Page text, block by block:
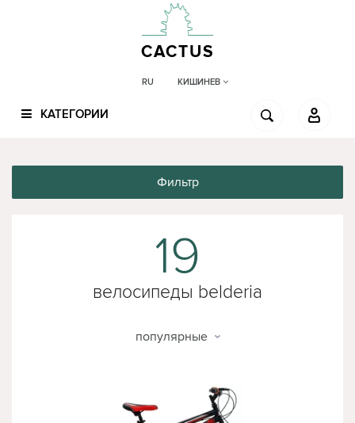
CACTUS
RU КИШИНЕВ
КАТЕГОРИИ
19
велосипеды belderia
Фильтр